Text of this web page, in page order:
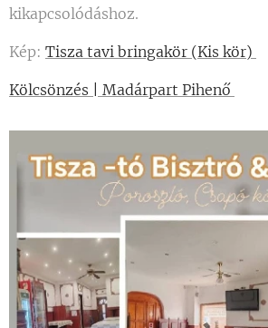
kikapcsolódáshoz.
Kép: Tisza tavi bringakör (Kis kör)
Kölcsönzés | Madárpart Pihenő